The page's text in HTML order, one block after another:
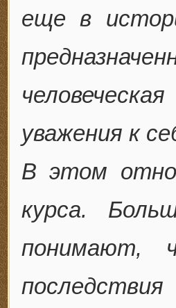
еще в
уважения к
В этом
курса.
понимают,